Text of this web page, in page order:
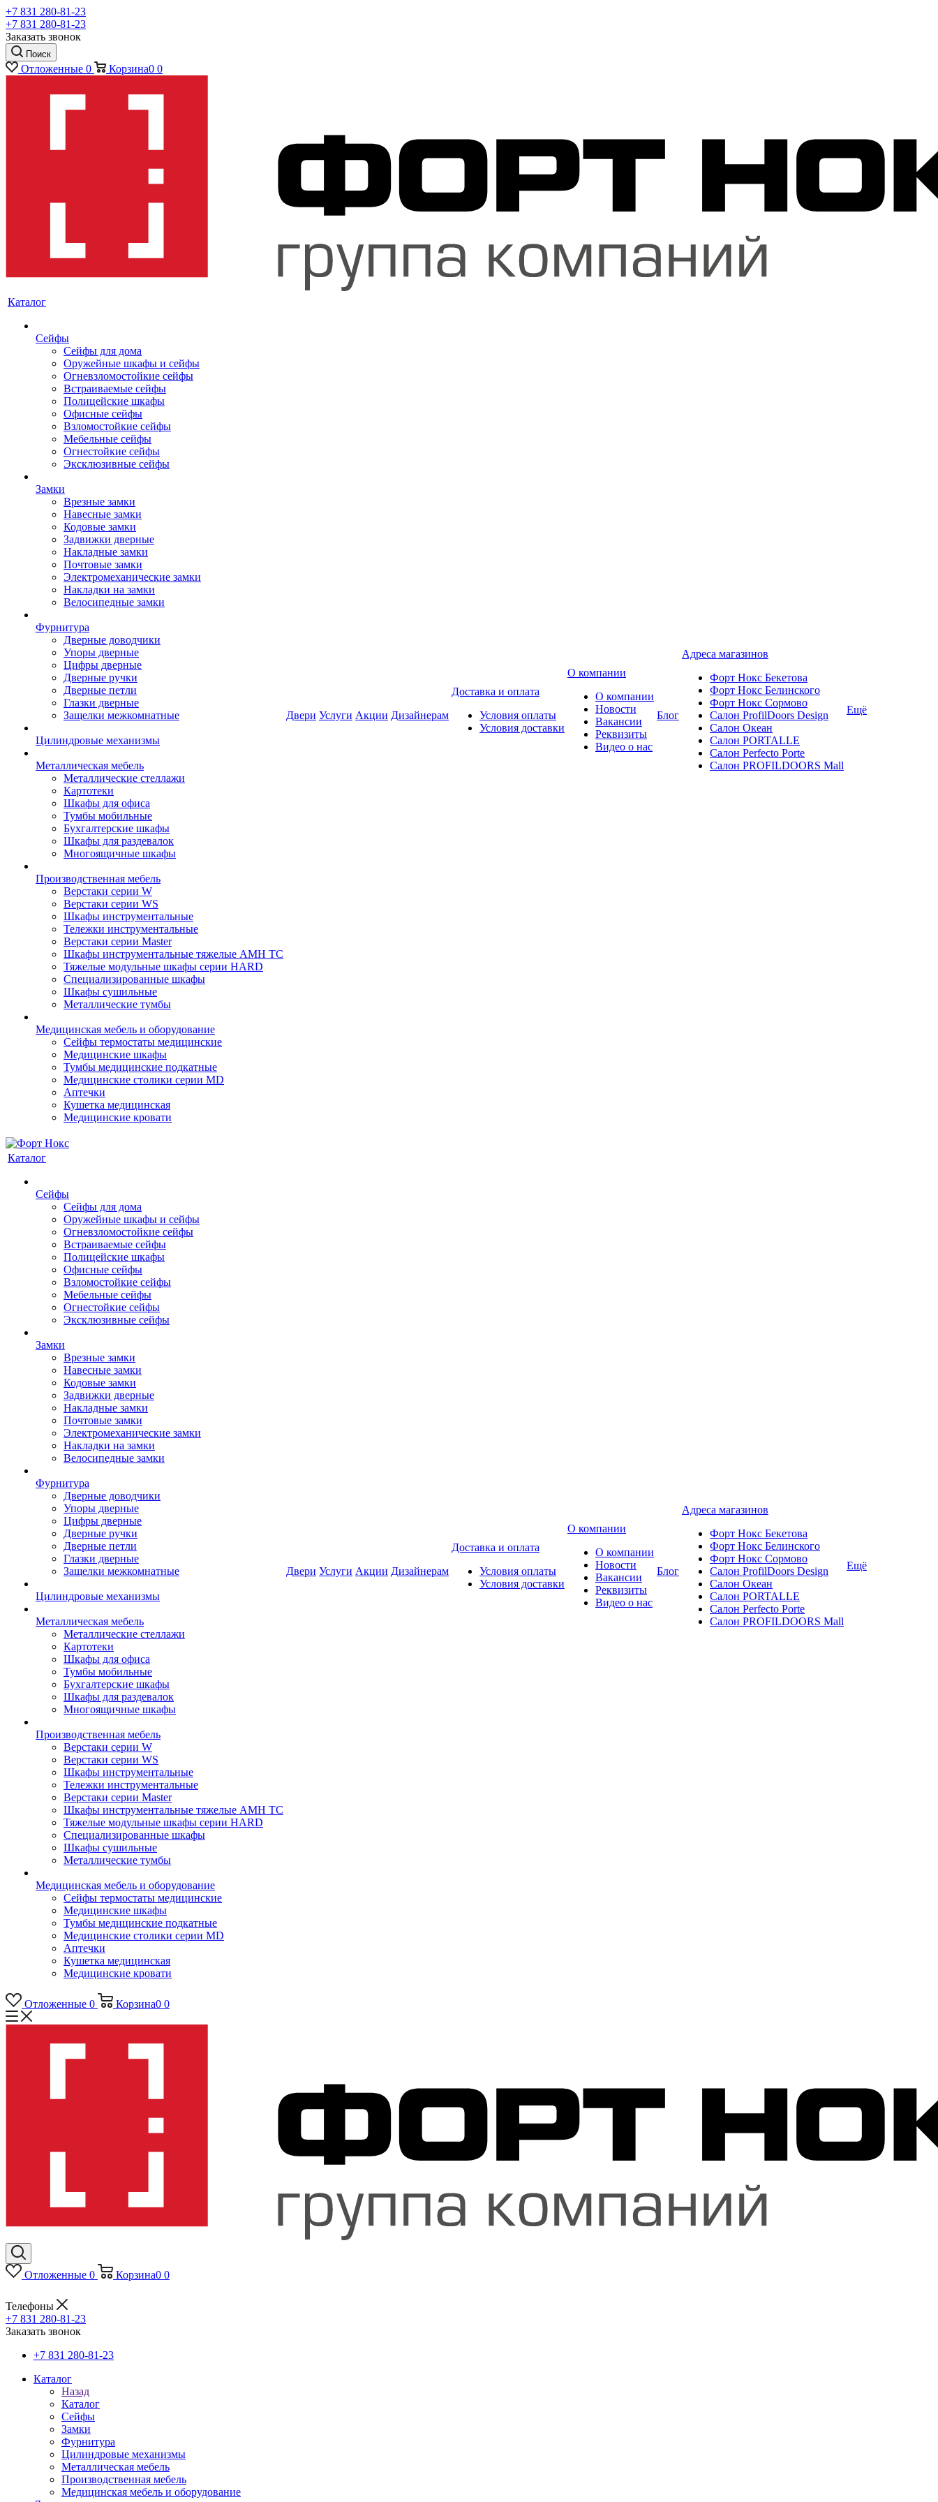
+7 831 280-81-23
+7 831 280-81-23
Заказать звонок
Поиск
Отложенные 0 Корзина0 0
Каталог
Сейфы
Сейфы для дома
Оружейные шкафы и сейфы
Огневзломостойкие сейфы
Встраиваемые сейфы
Полицейские шкафы
Офисные сейфы
Взломостойкие сейфы
Мебельные сейфы
Огнестойкие сейфы
Эксклюзивные сейфы
Замки
Врезные замки
Навесные замки
Кодовые замки
Задвижки дверные
Накладные замки
Почтовые замки
Электромеханические замки
Накладки на замки
Велосипедные замки
Фурнитура
Дверные доводчики
Упоры дверные
Цифры дверные
Дверные ручки
Дверные петли
Глазки дверные
Защелки межкомнатные
Цилиндровые механизмы
Металлическая мебель
Металлические стеллажи
Картотеки
Шкафы для офиса
Тумбы мобильные
Бухгалтерские шкафы
Шкафы для раздевалок
Многоящичные шкафы
Производственная мебель
Верстаки серии W
Верстаки серии WS
Шкафы инструментальные
Тележки инструментальные
Верстаки серии Master
Шкафы инструментальные тяжелые AMH TC
Тяжелые модульные шкафы серии HARD
Cпециализированные шкафы
Шкафы сушильные
Металлические тумбы
Медицинская мебель и оборудование
Сейфы термостаты медицинские
Медицинские шкафы
Тумбы медицинские подкатные
Медицинские столики серии MD
Аптечки
Кушетка медицинская
Медицинские кровати
Двери Услуги Акции Дизайнерам
Доставка и оплата
Условия оплаты
Условия доставки
О компании
О компании
Новости
Вакансии
Реквизиты
Видео о нас
Блог
Адреса магазинов
Форт Нокс Бекетова
Форт Нокс Белинского
Форт Нокс Сормово
Салон ProfilDoors Design
Салон Океан
Салон PORTALLE
Салон Perfecto Portе
Салон PROFILDOORS Mall
Ещё
Каталог
Сейфы
Сейфы для дома
Оружейные шкафы и сейфы
Огневзломостойкие сейфы
Встраиваемые сейфы
Полицейские шкафы
Офисные сейфы
Взломостойкие сейфы
Мебельные сейфы
Огнестойкие сейфы
Эксклюзивные сейфы
Замки
Врезные замки
Навесные замки
Кодовые замки
Задвижки дверные
Накладные замки
Почтовые замки
Электромеханические замки
Накладки на замки
Велосипедные замки
Фурнитура
Дверные доводчики
Упоры дверные
Цифры дверные
Дверные ручки
Дверные петли
Глазки дверные
Защелки межкомнатные
Цилиндровые механизмы
Металлическая мебель
Металлические стеллажи
Картотеки
Шкафы для офиса
Тумбы мобильные
Бухгалтерские шкафы
Шкафы для раздевалок
Многоящичные шкафы
Производственная мебель
Верстаки серии W
Верстаки серии WS
Шкафы инструментальные
Тележки инструментальные
Верстаки серии Master
Шкафы инструментальные тяжелые AMH TC
Тяжелые модульные шкафы серии HARD
Cпециализированные шкафы
Шкафы сушильные
Металлические тумбы
Медицинская мебель и оборудование
Сейфы термостаты медицинские
Медицинские шкафы
Тумбы медицинские подкатные
Медицинские столики серии MD
Аптечки
Кушетка медицинская
Медицинские кровати
Двери Услуги Акции Дизайнерам
Доставка и оплата
Условия оплаты
Условия доставки
О компании
О компании
Новости
Вакансии
Реквизиты
Видео о нас
Блог
Адреса магазинов
Форт Нокс Бекетова
Форт Нокс Белинского
Форт Нокс Сормово
Салон ProfilDoors Design
Салон Океан
Салон PORTALLE
Салон Perfecto Portе
Салон PROFILDOORS Mall
Ещё
Отложенные 0 Корзина0 0
Отложенные 0 Корзина0 0
Телефоны
+7 831 280-81-23
Заказать звонок
+7 831 280-81-23
Каталог
Назад
Каталог
Сейфы
Замки
Фурнитура
Цилиндровые механизмы
Металлическая мебель
Производственная мебель
Медицинская мебель и оборудование